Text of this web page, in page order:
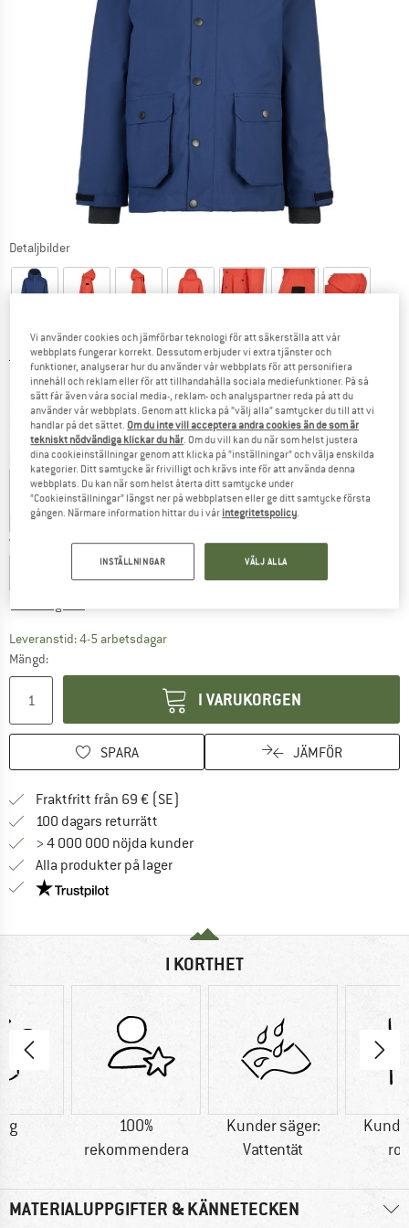
Detaljbilder
Ursprungligt pris :
139,95€
Pris:
55,98€ inkl. moms
KR612,73
plus fraktkostnaderInformation om fraktkostnader. Öppnas i en inforuta
Färg:Navy Blue
60%
Välj en storlek:
Leveranstid: 4-5 arbetsdagarLänken öppnas i en inforuta och innehåller
Mängd:
I VARUKORGEN
SPARA JÄMFÖR
Fraktfritt från 69 € (SE)
100 dagars returrätt
> 4 000 000 nöjda kunder
Alla produkter på lager
Trust Pilot-garanti - hitta all information här!
I KORTHET
g
100%
rekommendera
Kunder säger:
Vattentät
MATERIALUPPGIFTER & KÄNNETECKEN
Vi använder cookies och jämförbar teknologi för att säkerställa att vår
webbplats fungerar korrekt. Dessutom erbjuder vi extra tjänster och
funktioner, analyserar hur du använder vår webbplats för att personifiera
innehåll och reklam eller för att tillhandahålla sociala mediefunktioner. På så
sätt får även våra social media-, reklam- och analyspartner reda på att du
använder vår webbplats. Genom att klicka på ”välj alla” samtycker du till att vi
handlar på det sättet. Om du inte vill acceptera andra cookies än de som är
tekniskt nödvändiga klickar du här. Om du vill kan du när som helst justera
dina cookieinställningar genom att klicka på ”inställningar” och välja enskilda
kategorier. Ditt samtycke är frivilligt och krävs inte för att använda denna
webbplats. Du kan när som helst återta ditt samtycke under
”Cookieinställningar” längst ner på webbplatsen eller ge ditt samtycke första
gången. Närmare information hittar du i vår integritetspolicy.
INSTÄLLNINGAR VÄLJ ALLA